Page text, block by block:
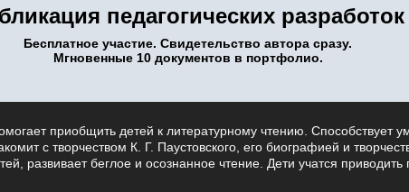
педагогических разработок
Бесплатное участие. Свидетельство автора сразу.
Мгновенные 10 документов в портфолио.
приобщить детей к литературному чтению. Способствует
с творчеством К. Г. Паустовского, его биографией и
развивает беглое и осознанное чтение. Дети учатся